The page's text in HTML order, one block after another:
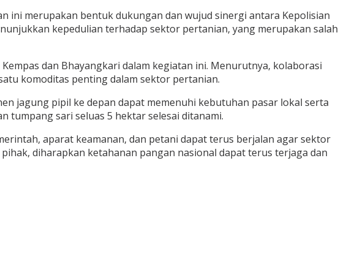
ini merupakan bentuk dukungan dan wujud sinergi antara Kepolisian
kepedulian terhadap sektor pertanian, yang merupakan salah
dan Bhayangkari dalam kegiatan ini. Menurutnya, kolaborasi
komoditas penting dalam sektor pertanian.
jagung pipil ke depan dapat memenuhi kebutuhan pasar lokal serta
tumpang sari seluas 5 hektar selesai ditanami.
aparat keamanan, dan petani dapat terus berjalan agar sektor
diharapkan ketahanan pangan nasional dapat terus terjaga dan